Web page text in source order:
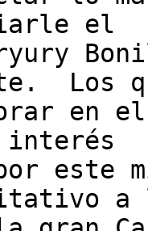
el
Los
en el
interés
este
a